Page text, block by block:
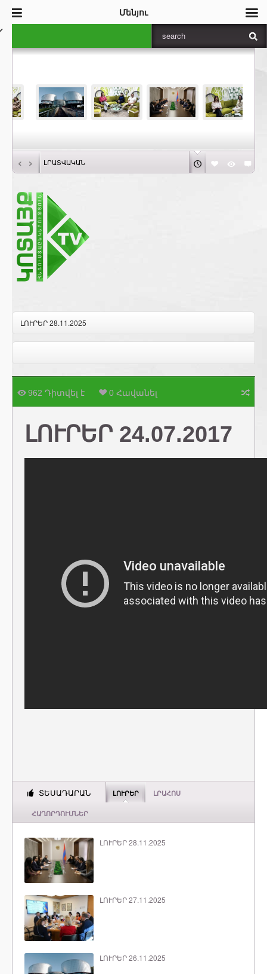
‹ › ԼՐԱՏՎԱԿԱՆ
ԼՈՒՐԵՐ 28.11.2025
962 Դիտվել է 0 Հավանել
ԼՈՒՐԵՐ 24.07.2017
ՏԵՍԱԴԱՐԱՆ ԼՈՒՐԵՐ ԼՐԱՀՈՍ
ՀԱՂՈՐԴՈՒՄՆԵՐ
ԼՈՒՐԵՐ 28.11.2025
ԼՈՒՐԵՐ 27.11.2025
ԼՈՒՐԵՐ 26.11.2025
Մենյու